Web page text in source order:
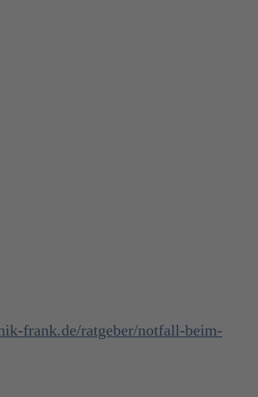
frank.de/ratgeber/notfall-beim-